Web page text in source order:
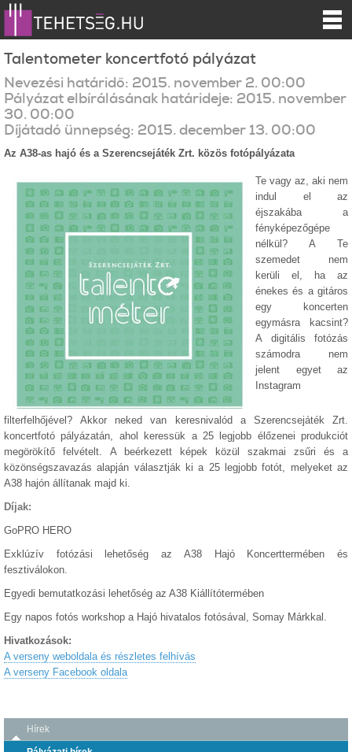
Talentometer koncertfotó pályázat
Nevezési határidő: 2015. november 2. 00:00
Pályázat elbírálásának határideje: 2015. november
30. 00:00
Díjátadó ünnepség: 2015. december 13. 00:00
Az A38-as hajó és a Szerencsejáték Zrt. közös fotópályázata
Te vagy az, aki nem
indul el az
éjszakába a
fényképezőgépe
nélkül? A Te
szemedet nem
kerüli el, ha az
énekes és a gitáros
egy koncerten
egymásra kacsint?
A digitális fotózás
számodra nem
jelent egyet az
Instagram
filterfelhőjével? Akkor neked van keresnivalód a Szerencsejáték Zrt.
koncertfotó pályázatán, ahol keressük a 25 legjobb élőzenei produkciót
megörökítő felvételt. A beérkezett képek közül szakmai zsűri és a
közönségszavazás alapján választják ki a 25 legjobb fotót, melyeket az
A38 hajón állítanak majd ki.
Díjak:
GoPRO HERO
Exklúzív fotózási lehetőség az A38 Hajó Koncerttermében és
fesztiválokon.
Egyedi bemutatkozási lehetőség az A38 Kiállítótermében
Egy napos fotós workshop a Hajó hivatalos fotósával, Somay Márkkal.
Hivatkozások:
A verseny weboldala és részletes felhívás
A verseny Facebook oldala
Hírek